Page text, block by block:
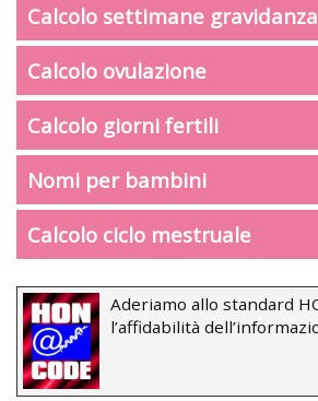
Calcolo settimane gravidanza
Calcolo ovulazione
Calcolo giorni fertili
Nomi per bambini
Calcolo ciclo mestruale
Aderiamo allo standard
l’affidabilità